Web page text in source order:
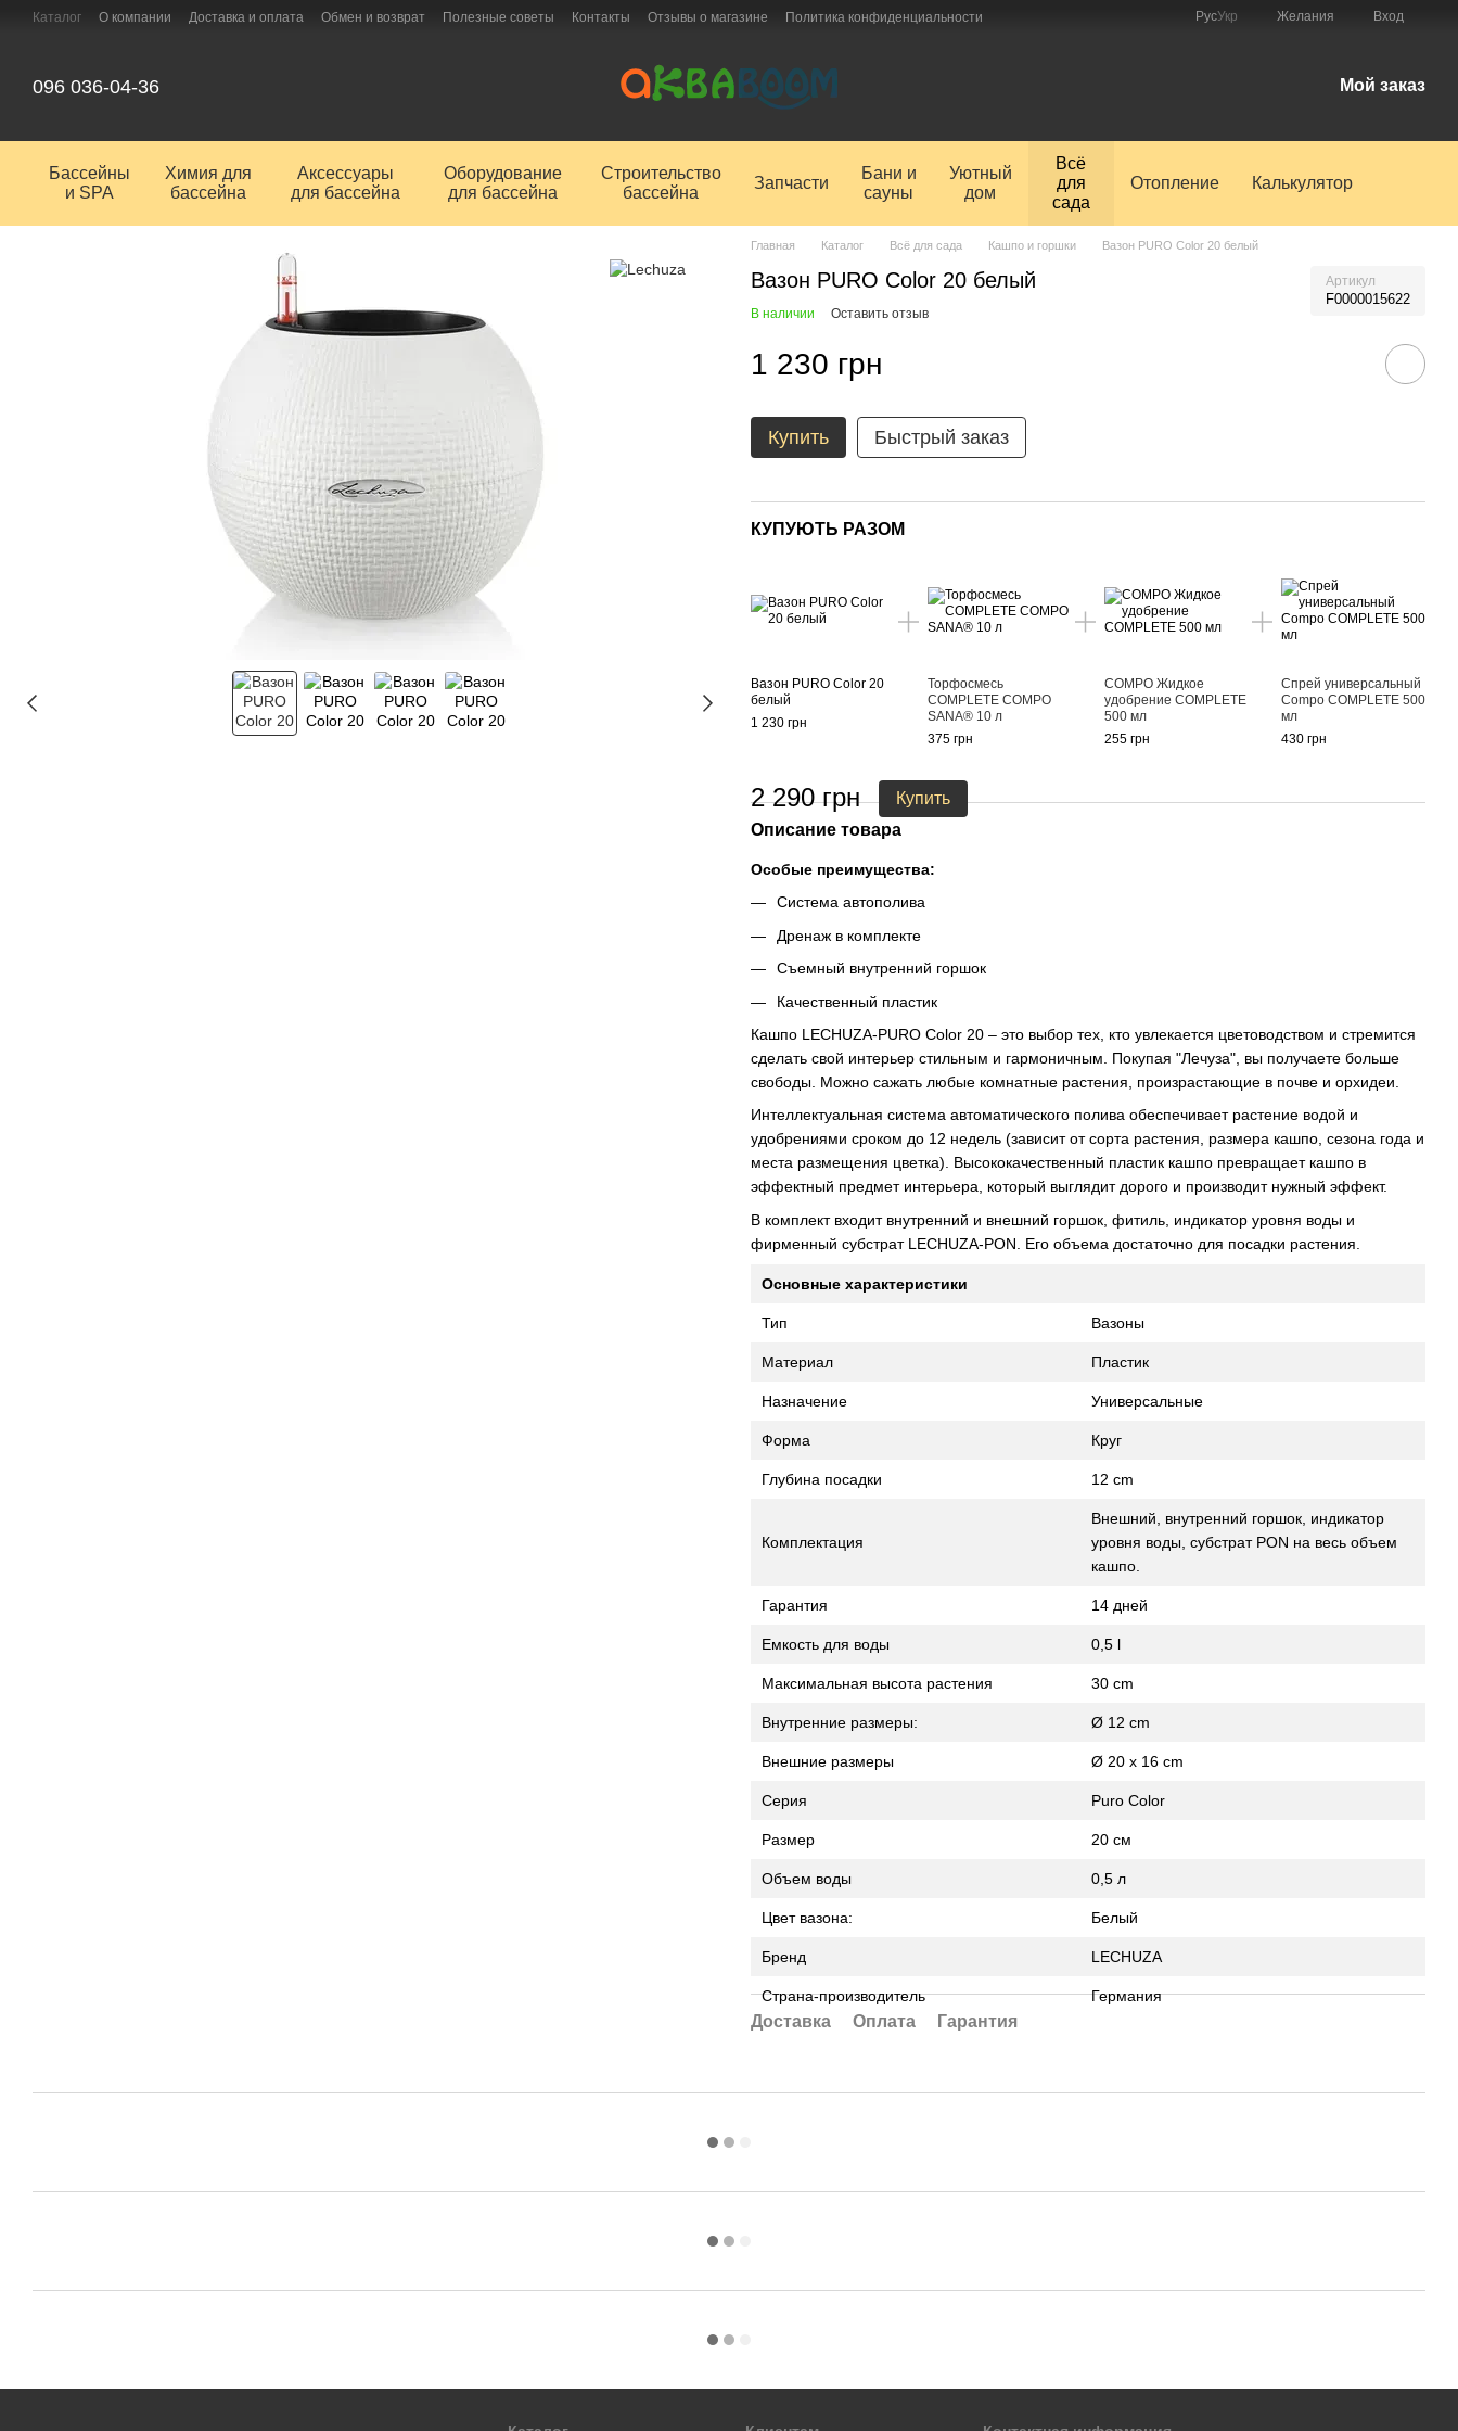
Перейти к основному контенту
Каталог О компании Доставка и оплата Обмен и возврат Полезные советы Контакты Отзывы о магазине Политика конфиденциальности РусУкр Желания Вход
096 036-04-36 Мой заказ
Бассейны
и SPA
Химия для
бассейна
Аксессуары
для бассейна
Оборудование
для бассейна
Строительство
бассейна
Запчасти
Бани и
сауны
Уютный
дом
Всё
для
сада
Отопление Калькулятор
Главная Каталог Всё для сада Кашпо и горшки Вазон PURO Color 20 белый
Вазон PURO Color 20 белый Артикул
F0000015622
В наличии Оставить отзыв
1 230 грн
Купить Быстрый заказ
КУПУЮТЬ РАЗОМ
Вазон PURO Color 20
белый
1 230 грн
Торфосмесь
COMPLETE COMPO
SANA® 10 л
375 грн
COMPO Жидкое
удобрение COMPLETE
500 мл
255 грн
Спрей универсальный
Compo COMPLETE 500
мл
430 грн
2 290 грн
Купить
Описание товара
Особые преимущества:
Система автополива
Дренаж в комплекте
Съемный внутренний горшок
Качественный пластик
Кашпо LECHUZA-PURO Color 20 – это выбор тех, кто увлекается цветоводством и стремится
сделать свой интерьер стильным и гармоничным. Покупая "Лечуза", вы получаете больше
свободы. Можно сажать любые комнатные растения, произрастающие в почве и орхидеи.
Интеллектуальная система автоматического полива обеспечивает растение водой и
удобрениями сроком до 12 недель (зависит от сорта растения, размера кашпо, сезона года и
места размещения цветка). Высококачественный пластик кашпо превращает кашпо в
эффектный предмет интерьера, который выглядит дорого и производит нужный эффект.
В комплект входит внутренний и внешний горшок, фитиль, индикатор уровня воды и
фирменный субстрат LECHUZA-PON. Его объема достаточно для посадки растения.
Основные характеристики
Тип Вазоны
Материал Пластик
Назначение Универсальные
Форма Круг
Глубина посадки 12 cm
Комплектация
Внешний, внутренний горшок, индикатор
уровня воды, субстрат PON на весь объем
кашпо.
Гарантия 14 дней
Емкость для воды 0,5 l
Максимальная высота растения 30 cm
Внутренние размеры: Ø 12 cm
Внешние размеры Ø 20 x 16 cm
Серия Puro Color
Размер 20 см
Объем воды 0,5 л
Цвет вазона: Белый
Бренд LECHUZA
Страна-производитель Германия
Доставка Оплата Гарантия